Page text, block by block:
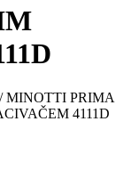
/ MINOTTI PRIMA
4111D